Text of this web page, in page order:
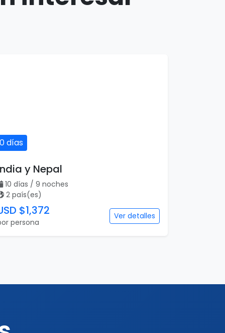
días
y Nepal
10 días / 9 noches
2 país(es)
$1,372
persona
Ver detalles